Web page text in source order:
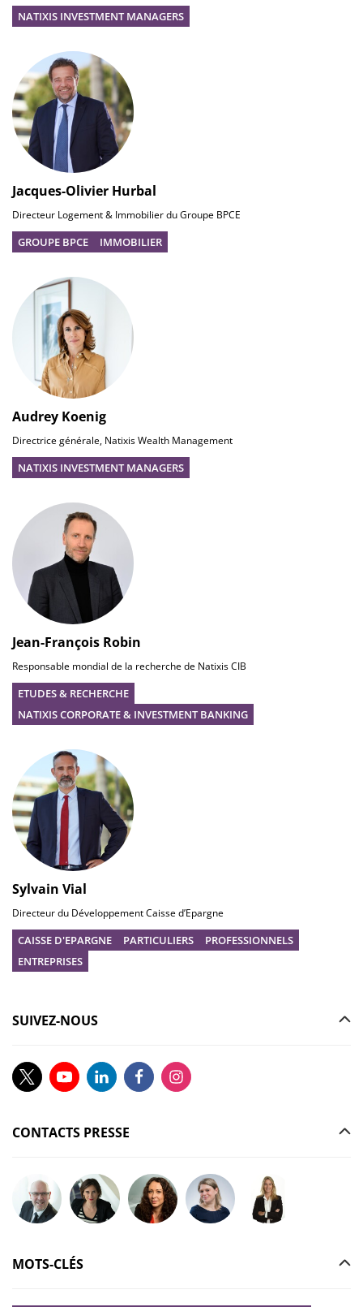
NATIXIS INVESTMENT MANAGERS
Jacques-Olivier Hurbal
Directeur Logement & Immobilier du Groupe BPCE
GROUPE BPCE IMMOBILIER
Audrey Koenig
Directrice générale, Natixis Wealth Management
NATIXIS INVESTMENT MANAGERS
Jean-François Robin
Responsable mondial de la recherche de Natixis CIB
ETUDES & RECHERCHE
NATIXIS CORPORATE & INVESTMENT BANKING
Sylvain Vial
Directeur du Développement Caisse d’Epargne
CAISSE D'EPARGNE PARTICULIERS
PROFESSIONNELS
ENTREPRISES
SUIVEZ-NOUS
CONTACTS PRESSE
Poser votre question à Christophe GILBERT
Poser votre question à Fanny KERECKI
Poser votre question à Mélissa
Poser votre question à Marine
Poser votre question
MOTS-CLÉS